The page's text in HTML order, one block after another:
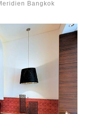
Bangkok